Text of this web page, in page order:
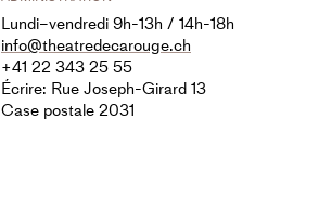
Lundi–vendredi 9h-13h / 14h-18h
info@theatredecarouge.ch
+41 22 343 25 55
Écrire: Rue Joseph-Girard 13
Case postale 2031